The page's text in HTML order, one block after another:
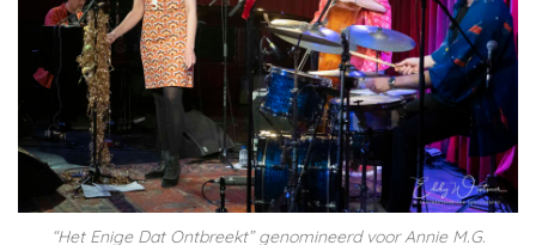
“Het Enige Dat Ontbreekt” genomineerd voor Annie M.G.